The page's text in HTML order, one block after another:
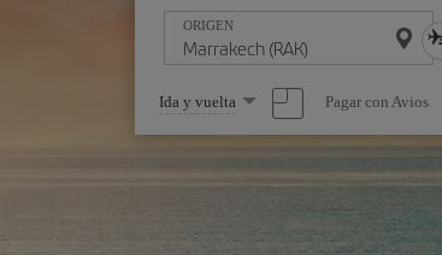
ORIGEN
Seleccione
una
opción
Ida y vuelta Pagar con Avios